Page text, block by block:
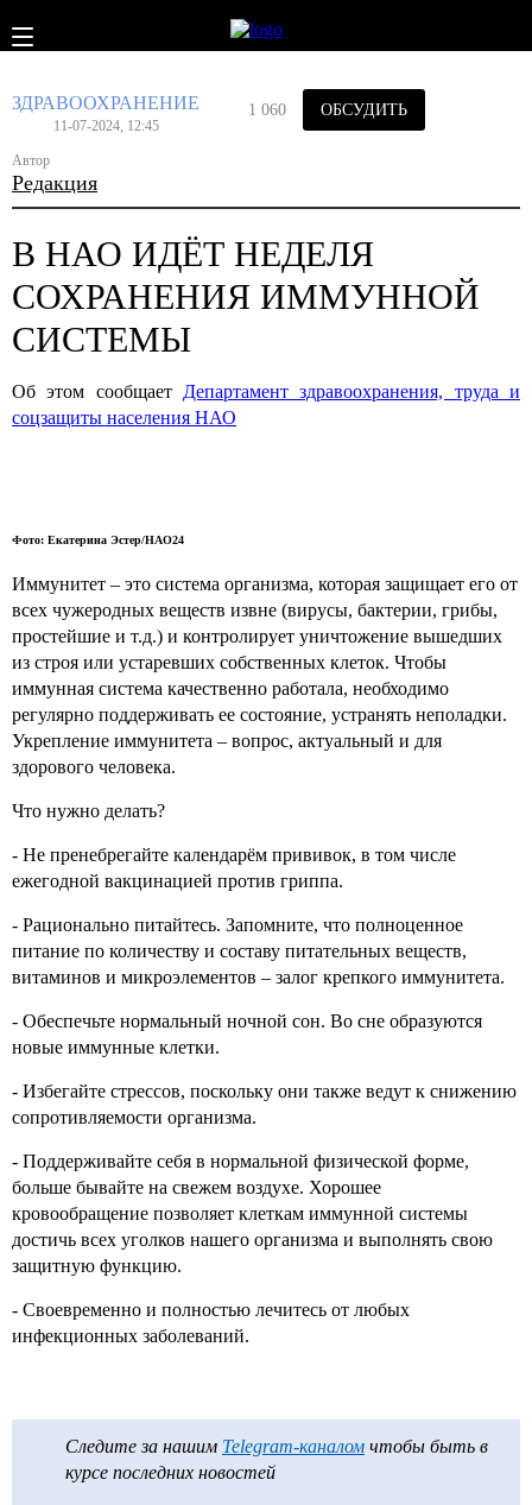
ЗДРАВООХРАНЕНИЕ
11-07-2024, 12:45
Автор
Редакция
1 060 ОБСУДИТЬ
В НАО ИДЁТ НЕДЕЛЯ
СОХРАНЕНИЯ ИММУННОЙ
СИСТЕМЫ
Об этом сообщает Департамент здравоохранения, труда и
соцзащиты населения НАО
Фото: Екатерина Эстер/НАО24
Иммунитет – это система организма, которая защищает его от
всех чужеродных веществ извне (вирусы, бактерии, грибы,
простейшие и т.д.) и контролирует уничтожение вышедших
из строя или устаревших собственных клеток. Чтобы
иммунная система качественно работала, необходимо
регулярно поддерживать ее состояние, устранять неполадки.
Укрепление иммунитета – вопрос, актуальный и для
здорового человека.
Что нужно делать?
- Не пренебрегайте календарём прививок, в том числе
ежегодной вакцинацией против гриппа.
- Рационально питайтесь. Запомните, что полноценное
питание по количеству и составу питательных веществ,
витаминов и микроэлементов – залог крепкого иммунитета.
- Обеспечьте нормальный ночной сон. Во сне образуются
новые иммунные клетки.
- Избегайте стрессов, поскольку они также ведут к снижению
сопротивляемости организма.
- Поддерживайте себя в нормальной физической форме,
больше бывайте на свежем воздухе. Хорошее
кровообращение позволяет клеткам иммунной системы
достичь всех уголков нашего организма и выполнять свою
защитную функцию.
- Своевременно и полностью лечитесь от любых
инфекционных заболеваний.
Следите за нашим Telegram-каналом чтобы быть в
курсе последних новостей